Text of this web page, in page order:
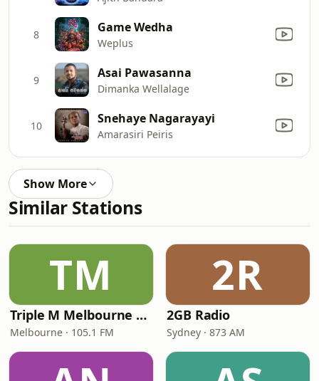
8 Game Wedha
Weplus
9 Asai Pawasanna
Dimanka Wellalage
10 Snehaye Nagarayayi
Amarasiri Peiris
Show More
Similar Stations
TM
Triple M Melbourne 105.1
Melbourne · 105.1 FM
2R
2GB Radio
Sydney · 873 AM